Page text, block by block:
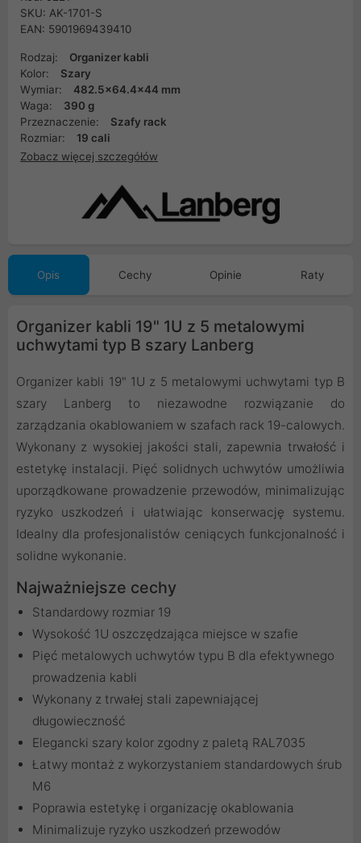
SKU: AK-1701-S
EAN: 5901969439410
Rodzaj:
Organizer kabli
Kolor:
Szary
Wymiar:
482.5x64.4x44 mm
Waga:
390 g
Przeznaczenie:
Szafy rack
Rozmiar:
19 cali
Zobacz więcej szczegółów
Opis Cechy Opinie Raty
Organizer kabli 19" 1U z 5 metalowymi
uchwytami typ B szary Lanberg
Organizer kabli 19" 1U z 5 metalowymi uchwytami typ B
szary Lanberg to niezawodne rozwiązanie do
zarządzania okablowaniem w szafach rack 19-calowych.
Wykonany z wysokiej jakości stali, zapewnia trwałość i
estetykę instalacji. Pięć solidnych uchwytów umożliwia
uporządkowane prowadzenie przewodów, minimalizując
ryzyko uszkodzeń i ułatwiając konserwację systemu.
Idealny dla profesjonalistów ceniących funkcjonalność i
solidne wykonanie.
Najważniejsze cechy
Standardowy rozmiar 19
Wysokość 1U oszczędzająca miejsce w szafie
Pięć metalowych uchwytów typu B dla efektywnego
prowadzenia kabli
Wykonany z trwałej stali zapewniającej
długowieczność
Elegancki szary kolor zgodny z paletą RAL7035
Łatwy montaż z wykorzystaniem standardowych śrub
M6
Poprawia estetykę i organizację okablowania
Minimalizuje ryzyko uszkodzeń przewodów